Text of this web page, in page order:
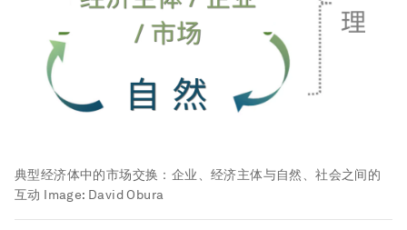
典型经济体中的市场交换：企业、经济主体与自然、社会之间的
互动 Image: David Obura